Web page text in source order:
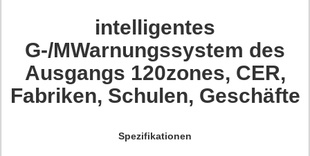
intelligentes
G-/MWarnungssystem des
Ausgangs 120zones, CER,
Fabriken, Schulen, Geschäfte
Spezifikationen